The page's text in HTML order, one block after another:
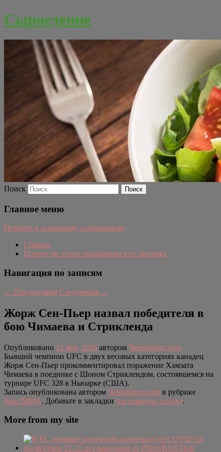
Сыроедение
Поиск
Главное меню
Перейти к основному содержимому
Главная
Почему не стоит отказываться от завтрака
Навигация по записям
← Предыдущая Следующая →
Жорж Сен-Пьер назвал победителя в
бою Чимаева и Стрикленда
Опубликовано 13 мая, 2026 автором Чемпионат.com
Бывший чемпион UFC в двух весовых категориях канадец
Жорж Сен-Пьер прокомментировал поражение Хамзата
Чимаева в поединке с Шоном Стриклендом, состоявшемся на
турнире UFC 328 в Ньюарке (США).
Запись опубликована автором Чемпионат.com в рубрике
Бокс/MMA. Добавьте в закладки постоянную ссылку.
More from my site